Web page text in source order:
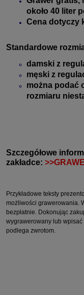
około 40 liter
Cena dotyczy
Standardowe
damski z
męski z
można podać
rozmiaru
Szczegółowe
zakładce:
Przykładowe teksty
możliwości grawerowania.
bezpłatnie. Dokonując
wygrawerowany lub
podlega zwrotom.